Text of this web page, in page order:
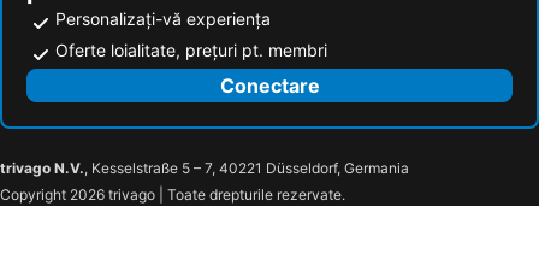
Personalizați-vă experiența
Oferte loialitate, prețuri pt. membri
Conectare
trivago N.V., Kesselstraße 5 – 7, 40221 Düsseldorf, Germania
Copyright 2026 trivago | Toate drepturile rezervate.